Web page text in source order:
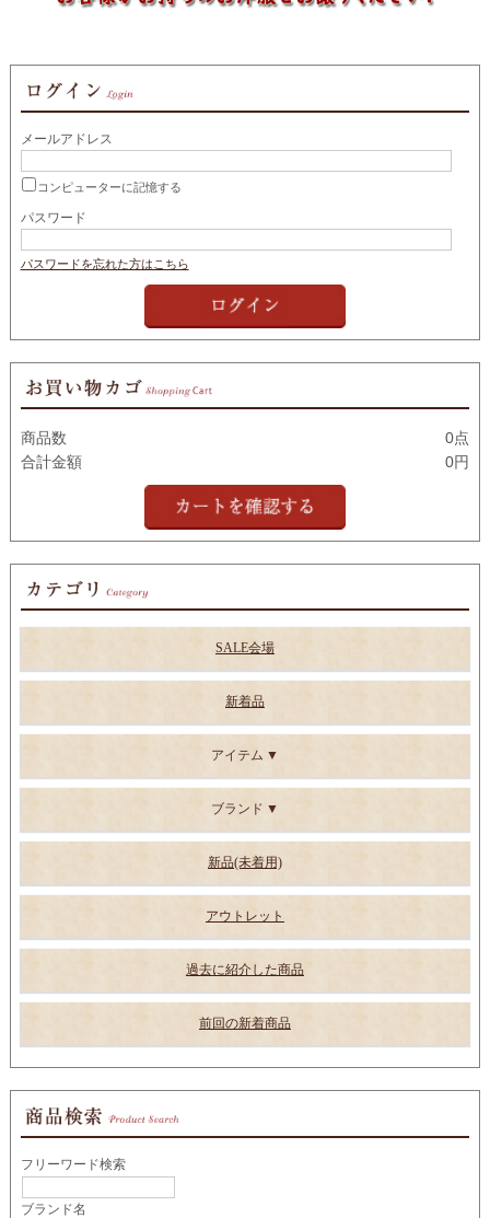
メールアドレス
コンピューターに記憶する
パスワード
パスワードを忘れた方はこちら
商品数
0点
合計金額
0円
SALE会場
新着品
アイテム
ブランド
新品(未着用)
アウトレット
過去に紹介した商品
前回の新着商品
フリーワード検索
ブランド名